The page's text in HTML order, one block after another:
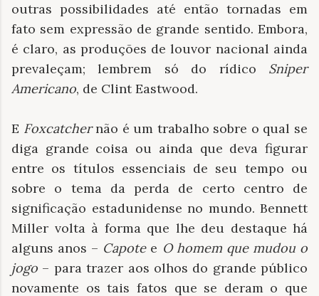
outras possibilidades até então tornadas em
fato sem expressão de grande sentido. Embora,
é claro, as produções de louvor nacional ainda
prevaleçam; lembrem só do rídico Sniper
Americano, de Clint Eastwood.
E Foxcatchernão é um trabalho sobre o qual se
diga grande coisa ou ainda que deva figurar
entre os títulos essenciais de seu tempo ou
sobre o tema da perda de certo centro de
significação estadunidense no mundo. Bennett
Miller volta à forma que lhe deu destaque há
alguns anos – Capote e O homem que mudou o
jogo – para trazer aos olhos do grande público
novamente os tais fatos que se deram o que